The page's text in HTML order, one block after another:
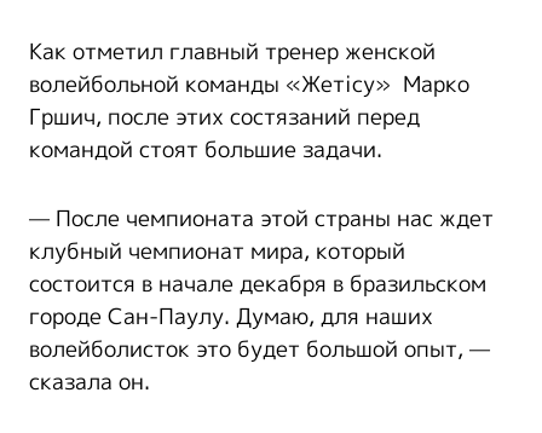
Как отметил главный тренер женской
волейбольной команды «Жетісу» Марко
Гршич, после этих состязаний перед
командой стоят большие задачи.
— После чемпионата этой страны нас ждет
клубный чемпионат мира, который
состоится в начале декабря в бразильском
городе Сан-Паулу. Думаю, для наших
волейболисток это будет большой опыт, —
сказала он.